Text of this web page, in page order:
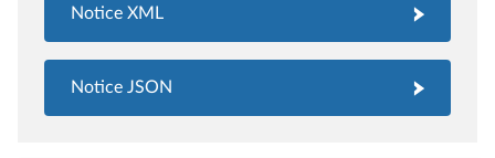
Notice XML
Notice JSON